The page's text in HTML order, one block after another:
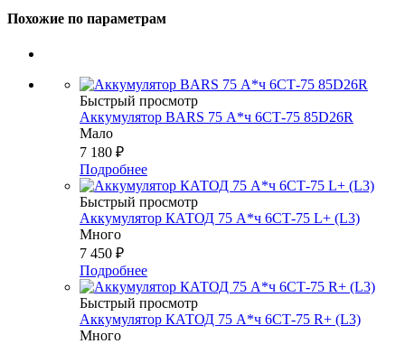
Похожие по параметрам
Быстрый просмотр
Аккумулятор BARS 75 А*ч 6СТ-75 85D26R
Мало
7 180 ₽
Подробнее
Быстрый просмотр
Аккумулятор КАТОД 75 А*ч 6СТ-75 L+ (L3)
Много
7 450 ₽
Подробнее
Быстрый просмотр
Аккумулятор КАТОД 75 А*ч 6СТ-75 R+ (L3)
Много